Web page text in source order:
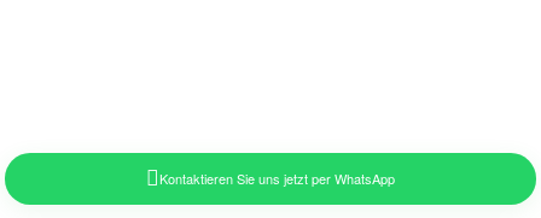
Kontaktieren Sie uns jetzt per WhatsApp